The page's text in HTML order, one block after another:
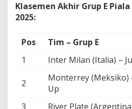
Klasemen Akhir Grup E
2025:
Pos Tim – Grup E
1
Inter Milan (Italia) –
2
Monterrey (Meksiko)
Up
3 River Plate